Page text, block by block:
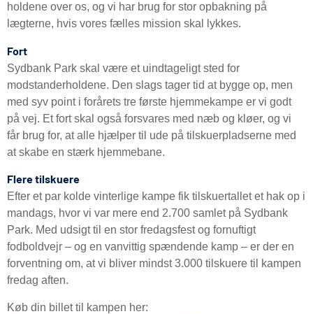
holdene over os, og vi har brug for stor opbakning på
lægterne, hvis vores fælles mission skal lykkes.
Fort
Sydbank Park skal være et uindtageligt sted for
modstanderholdene. Den slags tager tid at bygge op, men
med syv point i forårets tre første hjemmekampe er vi godt
på vej. Et fort skal også forsvares med næb og kløer, og vi
får brug for, at alle hjælper til ude på tilskuerpladserne med
at skabe en stærk hjemmebane.
Flere tilskuere
Efter et par kolde vinterlige kampe fik tilskuertallet et hak op i
mandags, hvor vi var mere end 2.700 samlet på Sydbank
Park. Med udsigt til en stor fredagsfest og fornuftigt
fodboldvejr – og en vanvittig spændende kamp – er der en
forventning om, at vi bliver mindst 3.000 tilskuere til kampen
fredag aften.
Køb din billet til kampen her: